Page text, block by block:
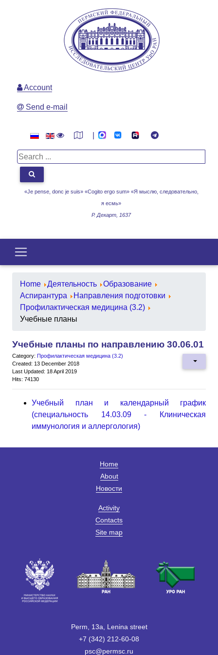
«Je pense, donc je suis» «Cogito ergo sum» «Я мыслю, следовательно,
я есмь»
Р. Декарт, 1637
Account
Send e-mail
Home Деятельность
Образование
Аспирантура
Направления подготовки
Профилактическая медицина (3.2)
Учебные планы
Учебные планы по направлению 30.06.01
Category: Профилактическая медицина (3.2)
Created: 13 December 2018
Last Updated: 18 April 2019
Hits: 74130
Учебный план и календарный график
(специальность 14.03.09 - Клиническая
иммунология и аллергология)
Home
About
Новости
Activity
Contacts
Site map
Perm, 13a, Lenina street
+7 (342) 212-60-08
psc@permsc.ru